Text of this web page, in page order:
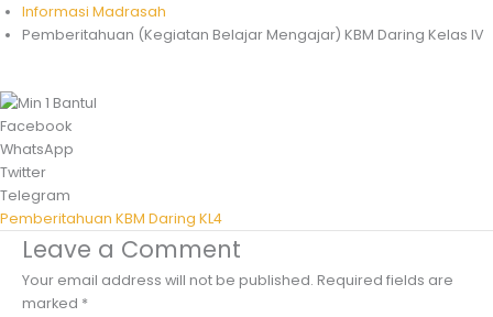
Informasi Madrasah
Pemberitahuan (Kegiatan Belajar Mengajar) KBM Daring Kelas IV
Facebook
WhatsApp
Twitter
Telegram
Pemberitahuan KBM Daring KL4
Leave a Comment
Your email address will not be published. Required fields are
marked *